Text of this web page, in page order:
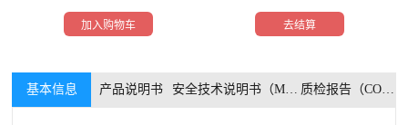
加入购物车 去结算
基本信息 产品说明书 安全技术说明书（MSDS） 质检报告（COA）